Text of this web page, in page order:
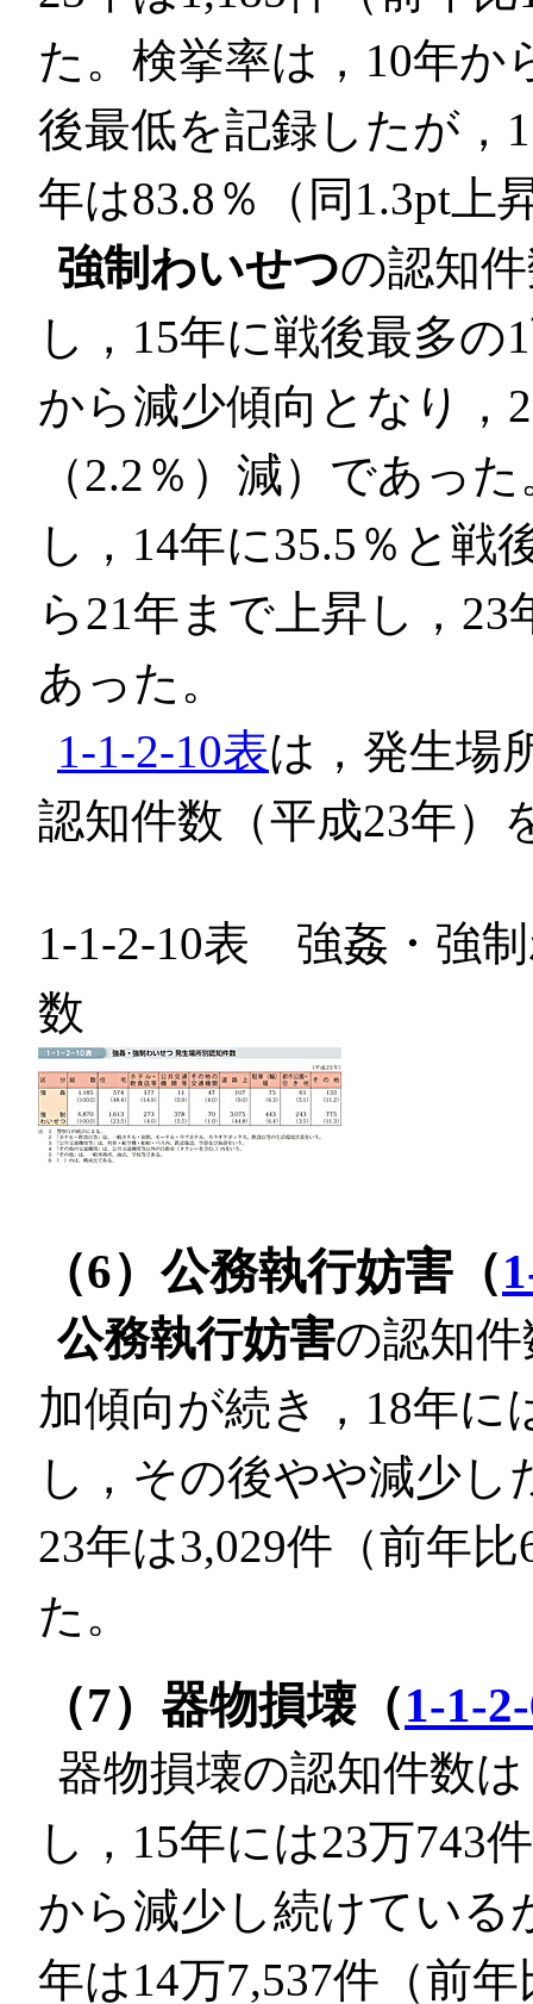
た。検挙率は，10年か
後最低を記録したが，
年は83.8％（同1.3pt上
強制わいせつの認知
し，15年に戦後最多の
から減少傾向となり，
（2.2％）減）であっ
し，14年に35.5％と戦
ら21年まで上昇し，23
あった。
1-1-2-10表は，発生場
認知件数（平成23年）
1-1-2-10表 強姦・強
数
（6）公務執行妨害（
公務執行妨害の認知
加傾向が続き，18年に
し，その後やや減少
23年は3,029件（前年
た。
（7）器物損壊（1-1-
器物損壊の認知件数
し，15年には23万743
から減少し続けている
年は14万7,537件（前